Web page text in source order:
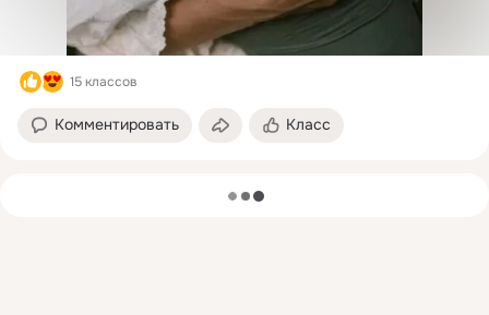
15 классов
Комментировать Класс